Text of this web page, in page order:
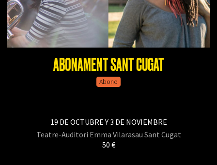
ABONAMENT SANT CUGAT
Abono
19 DE OCTUBRE Y 3 DE NOVIEMBRE
Teatre-Auditori Emma Vilarasau Sant Cugat
50 €